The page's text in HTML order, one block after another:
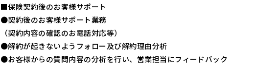
■保険契約後のお客様サポート
●契約後のお客様サポート業務
（契約内容の確認のお電話対応等）
●解約が起きないようフォロー及び解約理由分析
●お客様からの質問内容の分析を行い、営業担当にフィードバック